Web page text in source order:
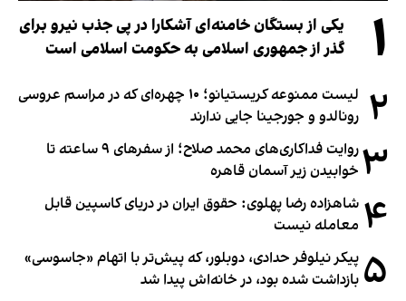
۱
یکی از بستگان خامنه‌ای آشکارا در پی جذب نیرو برای
گذر از جمهوری اسلامی به حکومت اسلامی است
۲
لیست ممنوعه کریستیانو؛ ۱۰ چهره‌ای که در مراسم عروسی
رونالدو و جورجینا جایی ندارند
۳
روایت فداکاری‌های محمد صلاح؛ از سفرهای ۹ ساعته تا
خوابیدن زیر آسمان قاهره
۴ شاهزاده رضا پهلوی: حقوق ایران در دریای کاسپین قابل
معامله نیست
۵ پیکر نیلوفر حدادی، دوبلور، که پیش‌تر با اتهام «جاسوسی»
بازداشت شده بود، در خانه‌اش پیدا شد